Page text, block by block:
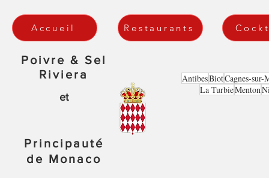
Accueil Restaurants
Poivre & Sel
Riviera
et
Principauté
de Monaco
AntibesBiotCagnes-sur-
La TurbieMenton